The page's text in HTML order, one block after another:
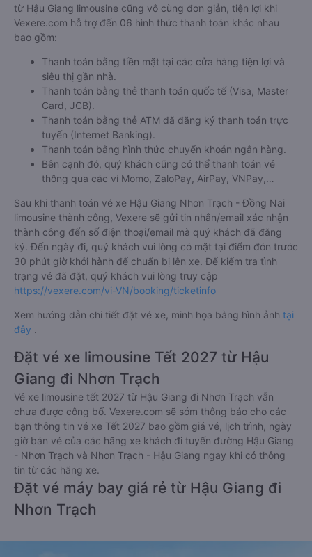
từ Hậu Giang limousine cũng vô cùng đơn giản, tiện lợi khi
Vexere.com hỗ trợ đến 06 hình thức thanh toán khác nhau
bao gồm:
Thanh toán bằng tiền mặt tại các cửa hàng tiện lợi và
siêu thị gần nhà.
Thanh toán bằng thẻ thanh toán quốc tế (Visa, Master
Card, JCB).
Thanh toán bằng thẻ ATM đã đăng ký thanh toán trực
tuyến (Internet Banking).
Thanh toán bằng hình thức chuyển khoản ngân hàng.
Bên cạnh đó, quý khách cũng có thể thanh toán vé
thông qua các ví Momo, ZaloPay, AirPay, VNPay,…
Sau khi thanh toán vé xe Hậu Giang Nhơn Trạch - Đồng Nai
limousine thành công, Vexere sẽ gửi tin nhắn/email xác nhận
thành công đến số điện thoại/email mà quý khách đã đăng
ký. Đến ngày đi, quý khách vui lòng có mặt tại điểm đón trước
30 phút giờ khởi hành để chuẩn bị lên xe. Để kiểm tra tình
trạng vé đã đặt, quý khách vui lòng truy cập
https://vexere.com/vi-VN/booking/ticketinfo
Xem hướng dẫn chi tiết đặt vé xe, minh họa bằng hình ảnh tại
đây .
Đặt vé xe limousine Tết 2027 từ Hậu
Giang đi Nhơn Trạch
Vé xe limousine tết 2027 từ Hậu Giang đi Nhơn Trạch vẫn
chưa được công bố. Vexere.com sẽ sớm thông báo cho các
bạn thông tin vé xe Tết 2027 bao gồm giá vé, lịch trình, ngày
giờ bán vé của các hãng xe khách đi tuyến đường Hậu Giang
- Nhơn Trạch và Nhơn Trạch - Hậu Giang ngay khi có thông
tin từ các hãng xe.
Đặt vé máy bay giá rẻ từ Hậu Giang đi
Nhơn Trạch